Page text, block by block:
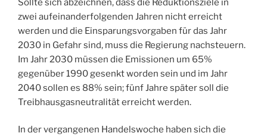
Sollte sich abzeichnen, dass die Reduktionsziele in
zwei aufeinanderfolgenden Jahren nicht erreicht
werden und die Einsparungsvorgaben für das Jahr
2030 in Gefahr sind, muss die Regierung nachsteuern.
Im Jahr 2030 müssen die Emissionen um 65%
gegenüber 1990 gesenkt worden sein und im Jahr
2040 sollen es 88% sein; fünf Jahre später soll die
Treibhausgasneutralität erreicht werden.
In der vergangenen Handelswoche haben sich die